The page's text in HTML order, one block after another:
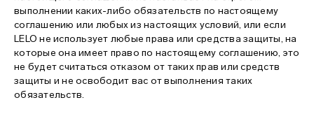
выполнении каких-либо обязательств по настоящему
соглашению или любых из настоящих условий, или если
LELO не использует любые права или средства защиты, на
которые она имеет право по настоящему соглашению, это
не будет считаться отказом от таких прав или средств
защиты и не освободит вас от выполнения таких
обязательств.